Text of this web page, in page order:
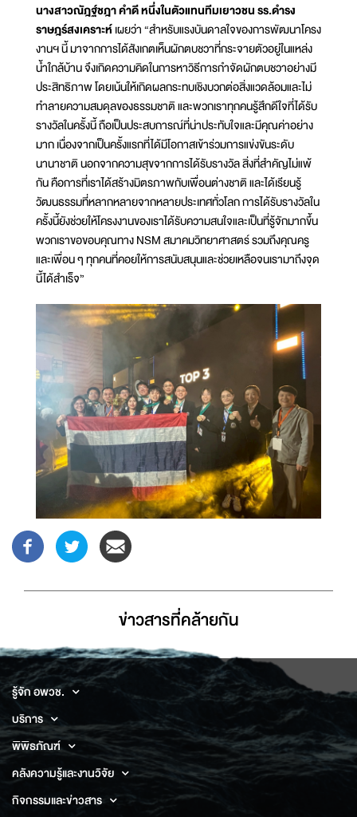
นางสาวณัฎฐ์ชฎา คำดี หนึ่งในตัวแทนทีมเยาวชน รร.ดำรง
ราษฎร์สงเคราะห์เผยว่า “สำหรับแรงบันดาลใจของการพัฒนาโครง
งานฯ นี้ มาจากการได้สังเกตเห็นผักตบชวาที่กระจายตัวอยู่ในแหล่ง
น้ำใกล้บ้าน จึงเกิดความคิดในการหาวิธีการกำจัดผักตบชวาอย่างมี
ประสิทธิภาพ โดยเน้นให้เกิดผลกระทบเชิงบวกต่อสิ่งแวดล้อมและไม่
ทำลายความสมดุลของธรรมชาติ และพวกเราทุกคนรู้สึกดีใจที่ได้รับ
รางวัลในครั้งนี้ ถือเป็นประสบการณ์ที่น่าประทับใจและมีคุณค่าอย่าง
มาก เนื่องจากเป็นครั้งแรกที่ได้มีโอกาสเข้าร่วมการแข่งขันระดับ
นานาชาติ นอกจากความสุขจากการได้รับรางวัล สิ่งที่สำคัญไม่แพ้
กัน คือการที่เราได้สร้างมิตรภาพกับเพื่อนต่างชาติ และได้เรียนรู้
วัฒนธรรมที่หลากหลายจากหลายประเทศทั่วโลก การได้รับรางวัลใน
ครั้งนี้ยังช่วยให้โครงงานของเราได้รับความสนใจและเป็นที่รู้จักมากขึ้น
พวกเราขอขอบคุณทาง NSM สมาคมวิทยาศาสตร์ รวมถึงคุณครู
และเพื่อน ๆ ทุกคนที่คอยให้การสนับสนุนและช่วยเหลือจนเรามาถึงจุด
นี้ได้สำเร็จ”
ข่าวสารที่่คล้ายกัน
รู้จัก อพวช.
บริการ
พิพิธภัณฑ์
คลังความรู้และงานวิจัย
กิจกรรมและข่าวสาร